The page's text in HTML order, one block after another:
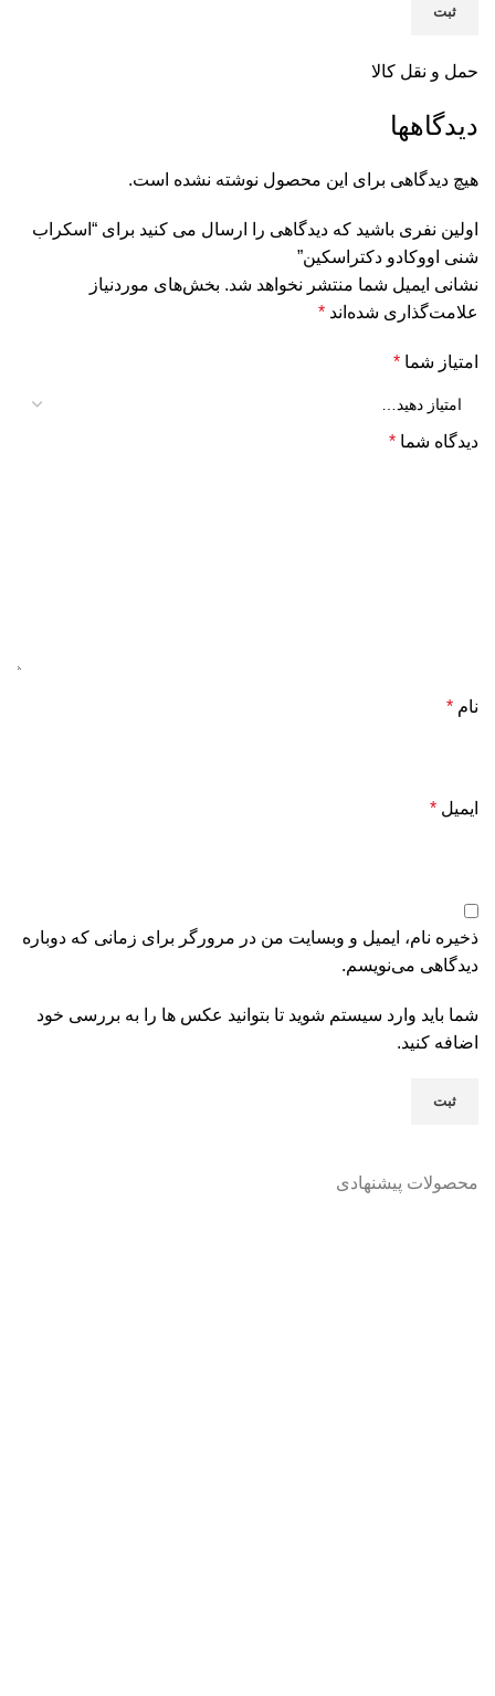
حمل و نقل کالا
دیدگاهها
هیچ دیدگاهی برای این محصول نوشته نشده است.
اولین نفری باشید که دیدگاهی را ارسال می کنید برای “اسکراب
شنی اووکادو دکتراسکین”
نشانی ایمیل شما منتشر نخواهد شد. بخش‌های موردنیاز
علامت‌گذاری شده‌اند *
امتیاز شما *
دیدگاه شما *
نام *
ایمیل *
ذخیره نام، ایمیل و وبسایت من در مرورگر برای زمانی که دوباره
دیدگاهی می‌نویسم.
شما باید وارد سیستم شوید تا بتوانید عکس ها را به بررسی خود
اضافه کنید.
محصولات پیشنهادی